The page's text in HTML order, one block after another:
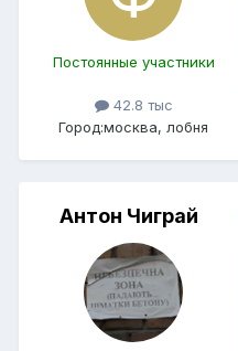
Постоянные участники
42.8 тыс
Город:москва, лобня
Антон Чиграй